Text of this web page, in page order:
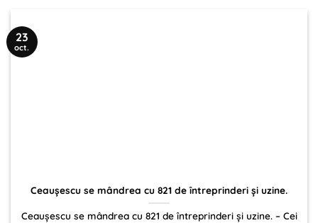
Ceauşescu se mândrea cu 821 de întreprinderi şi uzine.
Ceauşescu se mândrea cu 821 de întreprinderi şi uzine. – Cei
23
oct.